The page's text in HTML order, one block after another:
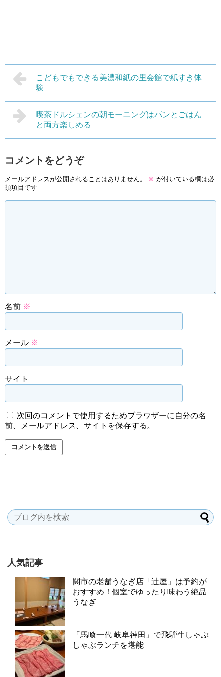
こどもでもできる美濃和紙の里会館で紙すき体
験
喫茶ドルシェンの朝モーニングはパンとごはん
と両方楽しめる
コメントをどうぞ
メールアドレスが公開されることはありません。 ※ が付いている欄は必
須項目です
名前 ※
メール ※
サイト
次回のコメントで使用するためブラウザーに自分の名
前、メールアドレス、サイトを保存する。
人気記事
関市の老舗うなぎ店「辻屋」は予約が
おすすめ！個室でゆったり味わう絶品
うなぎ
「馬喰一代 岐阜神田」で飛騨牛しゃぶ
しゃぶランチを堪能